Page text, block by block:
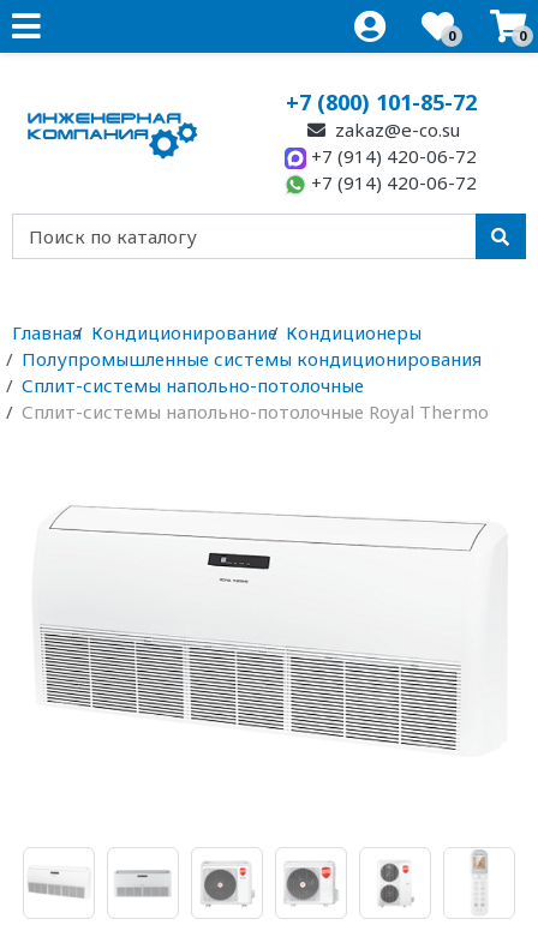
0 0
+7 (800) 101-85-72
zakaz@e-co.su
+7 (914) 420-06-72
+7 (914) 420-06-72
Главная Кондиционирование Кондиционеры
Полупромышленные системы кондиционирования
Сплит-системы напольно-потолочные
Сплит-системы напольно-потолочные Royal Thermo